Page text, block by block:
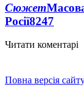
Сюжет
Росії8247
Читати коментарі
Повна версія